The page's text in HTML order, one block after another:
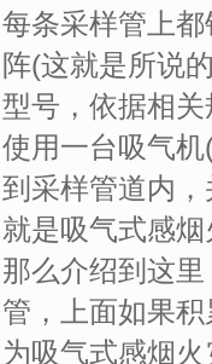
每条采样管上
阵(这就是所说
型号，依据相
使用一台吸气
到采样管道内
就是吸气式感
那么介绍到这
管，上面如果
为吸气式感烟